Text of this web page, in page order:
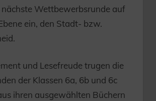
nächste Wettbewerbsrunde auf
ein, den Stadt- bzw.
und Lesefreude trugen die
der Klassen 6a, 6b und 6c
ihren ausgewählten Büchern